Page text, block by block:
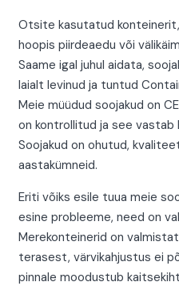
Otsite kasutatud
hoopis piirdeaedu või
Saame igal juhul aidata,
laialt levinud ja tuntud
Meie müüdud soojakud on
on kontrollitud ja see vastab
Soojakud on ohutud,
aastakümneid.
Eriti võiks esile tuua meie
esine probleeme, need on
Merekonteinerid on
terasest, värvikahjustus ei
pinnale moodustub